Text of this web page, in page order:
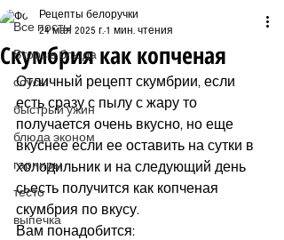
Все посты
Вторые блюда
соусы
быстрый ужин
блюда эконом
гарниры
тесто
выпечка
Скумбрия как копченая
Рецепты белоручки
24 мая 2025 г. 1 мин. чтения
Отличный рецепт скумбрии, если
есть сразу с пылу с жару то
получается очень вкусно, но еще
вкуснее если ее оставить на сутки в
холодильник и на следующий день
сьесть получится как копченая
скумбрия по вкусу.
Вам понадобится: